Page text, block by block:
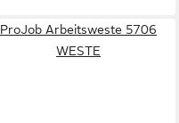
ProJob Arbeitsweste 5706
WESTE